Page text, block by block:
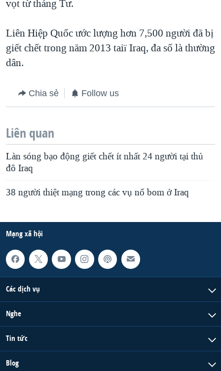
vọt từ tháng Tư.
Liên Hiệp Quốc ước lượng hơn 7,500 người đã bị
giết chết trong năm 2013 taiï Iraq, đa số là thường
dân.
Chia sẻ Follow us
Liên quan
Làn sóng bạo động giết chết ít nhất 24 người tại thủ
đô Iraq
38 người thiệt mạng trong các vụ nổ bom ở Iraq
Mạng xã hội
Các dịch vụ
Nghe
Tin tức
Blog